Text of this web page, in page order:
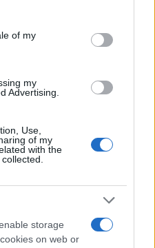
purposes in below Google
of my
my
Advertising.
Use,
of my
with the
storage
on web or
εκπαιδευτικό υλικό,
μονάδες,
και διεθνή
επιστημονικούς και
επιμορφωτικά
του έργου ανέρχεται σε
τη Διεύθυνση Τεχνικών